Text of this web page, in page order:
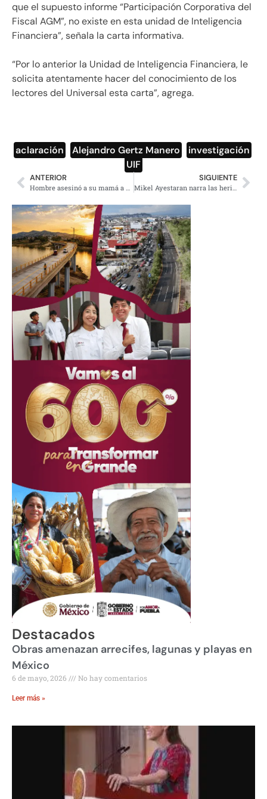
que el supuesto informe “Participación Corporativa del
Fiscal AGM”, no existe en esta unidad de Inteligencia
Financiera”, señala la carta informativa.
“Por lo anterior la Unidad de Inteligencia Financiera, le
solicita atentamente hacer del conocimiento de los
lectores del Universal esta carta”, agrega.
aclaración Alejandro Gertz Manero investigación
UIF
ANTERIOR
Hombre asesinó a su mamá a botellazos en Iztapalapa
SIGUIENTE
Mikel Ayestaran narra las heridas de Oriente Medio
Destacados
Obras amenazan arrecifes, lagunas y playas en
México
6 de mayo, 2026 No hay comentarios
Leer más »